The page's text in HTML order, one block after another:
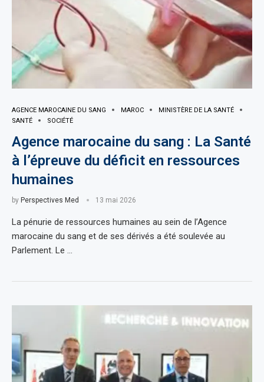
AGENCE MAROCAINE DU SANG MAROC
MINISTÈRE DE LA SANTÉ
SANTÉ
SOCIÉTÉ
Agence marocaine du sang : La Santé
à l’épreuve du déficit en ressources
humaines
by Perspectives Med 13 mai 2026
La pénurie de ressources humaines au sein de l’Agence
marocaine du sang et de ses dérivés a été soulevée au
Parlement. Le …